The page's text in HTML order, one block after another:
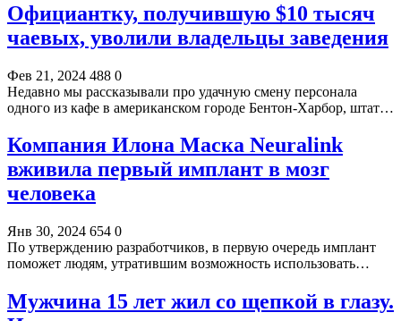
Официантку, получившую $10 тысяч
чаевых, уволили владельцы заведения
Фев 21, 2024 488 0
Недавно мы рассказывали про удачную смену персонала
одного из кафе в американском городе Бентон-Харбор, штат…
Компания Илона Маска Neuralink
вживила первый имплант в мозг
человека
Янв 30, 2024 654 0
По утверждению разработчиков, в первую очередь имплант
поможет людям, утратившим возможность использовать…
Мужчина 15 лет жил со щепкой в глазу.